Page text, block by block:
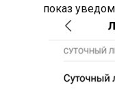
показ